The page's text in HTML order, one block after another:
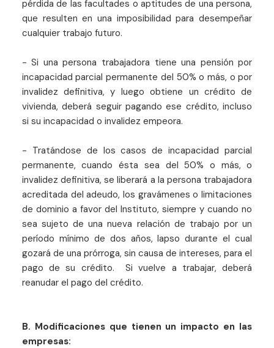
pérdida de las facultades o aptitudes de una persona,
que resulten en una imposibilidad para desempeñar
cualquier trabajo futuro.
- Si una persona trabajadora tiene una pensión por
incapacidad parcial permanente del 50% o más, o por
invalidez definitiva, y luego obtiene un crédito de
vivienda, deberá seguir pagando ese crédito, incluso
si su incapacidad o invalidez empeora.
- Tratándose de los casos de incapacidad parcial
permanente, cuando ésta sea del 50% o más, o
invalidez definitiva, se liberará a la persona trabajadora
acreditada del adeudo, los gravámenes o limitaciones
de dominio a favor del Instituto, siempre y cuando no
sea sujeto de una nueva relación de trabajo por un
período mínimo de dos años, lapso durante el cual
gozará de una prórroga, sin causa de intereses, para el
pago de su crédito. Si vuelve a trabajar, deberá
reanudar el pago del crédito.
B. Modificaciones que tienen un impacto en las
empresas: